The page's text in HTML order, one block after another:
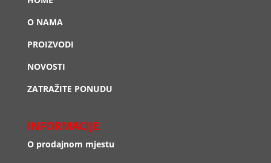
O NAMA
PROIZVODI
NOVOSTI
ZATRAŽITE PONUDU
INFORMACIJE
O prodajnom mjestu